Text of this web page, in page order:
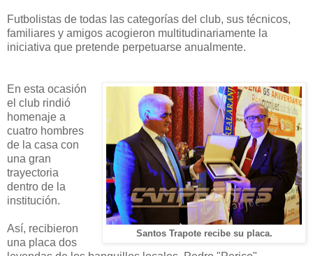
Futbolistas de todas las categorías del club, sus técnicos,
familiares y amigos acogieron multitudinariamente la
iniciativa que pretende perpetuarse anualmente.
Santos Trapote recibe su placa.
En esta ocasión
el club rindió
homenaje a
cuatro hombres
de la casa con
una gran
trayectoria
dentro de la
institución.
Así, recibieron
una placa dos